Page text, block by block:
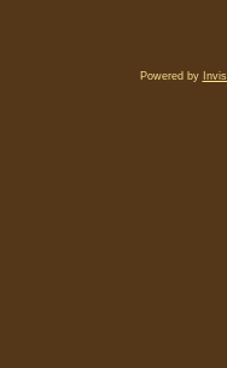
Powered by